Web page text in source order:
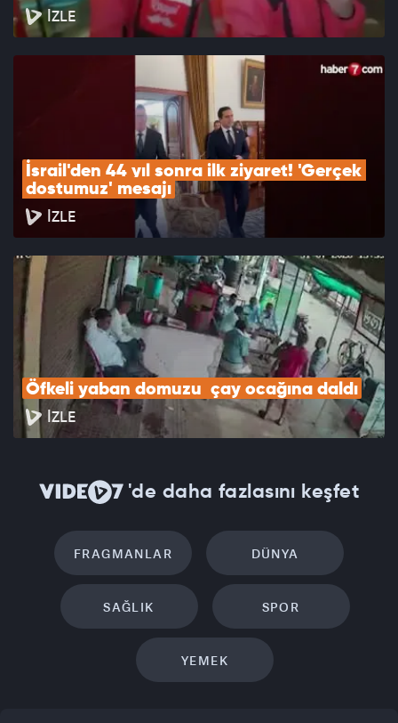
İZLE
İsrail'den 44 yıl sonra ilk ziyaret! 'Gerçek
dostumuz' mesajı
İZLE
Öfkeli yaban domuzu  çay ocağına daldı
İZLE
'de daha fazlasını keşfet
FRAGMANLAR DÜNYA
SAĞLIK SPOR
YEMEK